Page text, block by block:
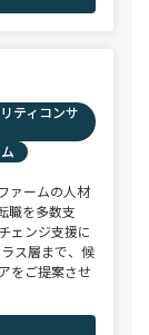
ティコンサ
ァームの人材
職を多数支
ェンジ支援に
ス層まで、候
をご提案させ